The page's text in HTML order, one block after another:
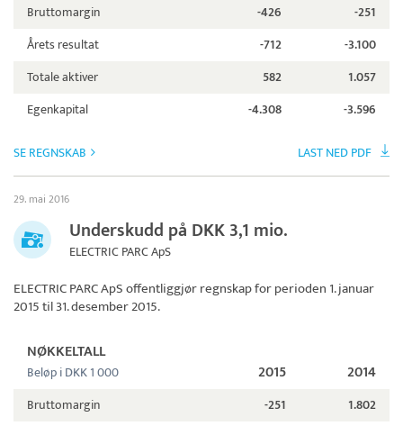
Bruttomargin -426
-251
Årets resultat
-712
-3.100
Totale aktiver
582
1.057
Egenkapital
-4.308 -3.596
SE REGNSKAB LAST NED PDF
29. mai 2016
Underskudd på DKK 3,1 mio.
ELECTRIC PARC ApS
ELECTRIC PARC ApSoffentliggjør regnskap for perioden 1. januar
2015 til 31. desember 2015.
NØKKELTALL
Beløp i DKK 1 000 2015 2014
Bruttomargin -251
1.802